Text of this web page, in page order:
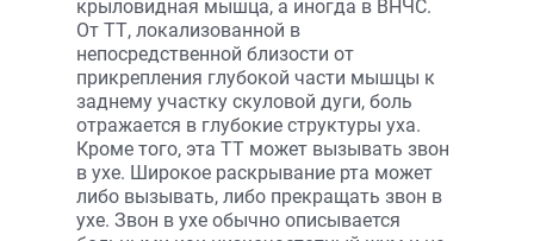
крыловидная мышца, а иногда в ВНЧС.
От ТТ, локализованной в
непосредственной близости от
прикрепления глубокой части мышцы к
заднему участку скуловой дуги, боль
отражается в глубокие структуры уха.
Кроме того, эта ТТ может вызывать звон
в ухе. Широкое раскрывание рта может
либо вызывать, либо прекращать звон в
ухе. Звон в ухе обычно описывается